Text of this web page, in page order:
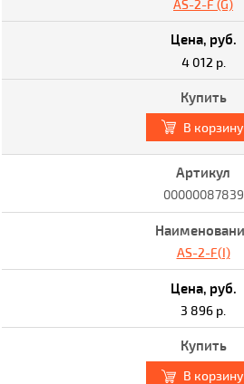
AS-2-F (G)
4 012 р.
В корзину
00000087839
AS-2-F(I)
3 896 р.
В корзину